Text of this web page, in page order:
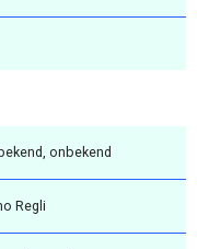
onbekend
Regli